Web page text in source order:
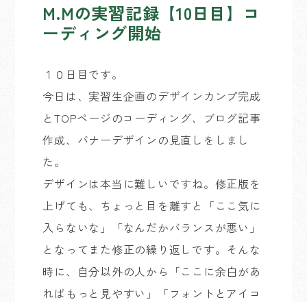
M.Mの実習記録【10日目】コ
ーディング開始
１０日目です。
今日は、実習生企画のデザインカンプ完成
とTOPページのコーディング、ブログ記事
作成、バナーデザインの見直しをしまし
た。
デザインは本当に難しいですね。修正版を
上げても、ちょっと目を離すと「ここ気に
入らないな」「なんだかバランスが悪い」
となってまた修正の繰り返しです。そんな
時に、自分以外の人から「ここに余白があ
ればもっと見やすい」「フォントとアイコ